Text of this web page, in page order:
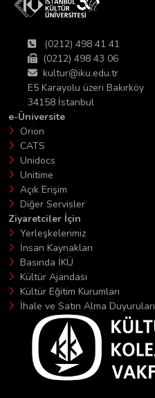
(0212) 498 41 41
(0212) 498 43 06
kultur@iku.edu.tr
E5 Karayolu üzeri Bakırköy
34158 İstanbul
e-Üniversite
Orion
CATS
Unidocs
Unitime
Açık Erişim
Diğer Servisler
Ziyaretciler İçin
Yerleşkelerimiz
İnsan Kaynakları
Basında İKÜ
Kültür Ajandası
Kültür Eğitim Kurumları
İhale ve Satın Alma Duyuruları